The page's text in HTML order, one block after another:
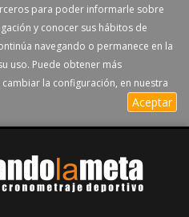
para poder informarle sobre
y conocer sus hábitos de
navegando o permanece en la
uso. Puede obtener más
la configuración, en nuestra
Aceptar